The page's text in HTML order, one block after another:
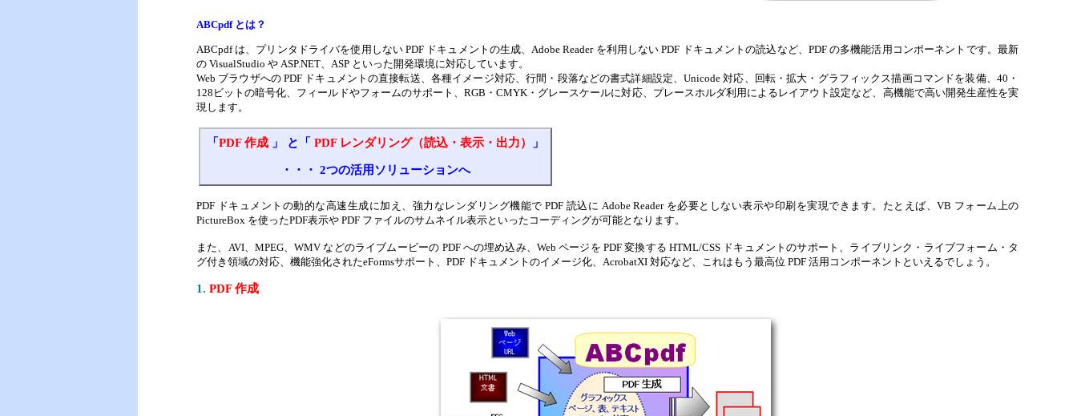
ABCpdf とは？
ABCpdf は、プリンタドライバを使用しない PDF ドキュメントの生成、Adobe Reader を利用しない PDF ドキュメントの読込など、PDF の多機能活用コンポーネントです。最新
の VisualStudio や ASP.NET、ASP といった開発環境に対応しています。
Web ブラウザへの PDF ドキュメントの直接転送、各種イメージ対応、行間・段落などの書式詳細設定、Unicode 対応、回転・拡大・グラフィックス描画コマンドを装備、40・
128ビットの暗号化、フィールドやフォームのサポート、RGB・CMYK・グレースケールに対応、プレースホルダ利用によるレイアウト設定など、高機能で高い開発生産性を実
現します。
「 PDF 作成 」 と「 PDF レンダリング（読込・表示・出力） 」
・・・ 2つの活用ソリューションへ
PDF ドキュメントの動的な高速生成に加え、強力なレンダリング機能で PDF 読込に Adobe Reader を必要としない表示や印刷を実現できます。たとえば、VB フォーム上の
PictureBox を使ったPDF表示や PDF ファイルのサムネイル表示といったコーディングが可能となります。
また、AVI、MPEG、WMV などのライブムービーの PDF への埋め込み、Web ページを PDF 変換する HTML/CSS ドキュメントのサポート、ライブリンク・ライブフォーム・タ
グ付き領域の対応、機能強化されたeFormsサポート、PDF ドキュメントのイメージ化、AcrobatXI 対応など、これはもう最高位 PDF 活用コンポーネントといえるでしょう。
1. PDF 作成